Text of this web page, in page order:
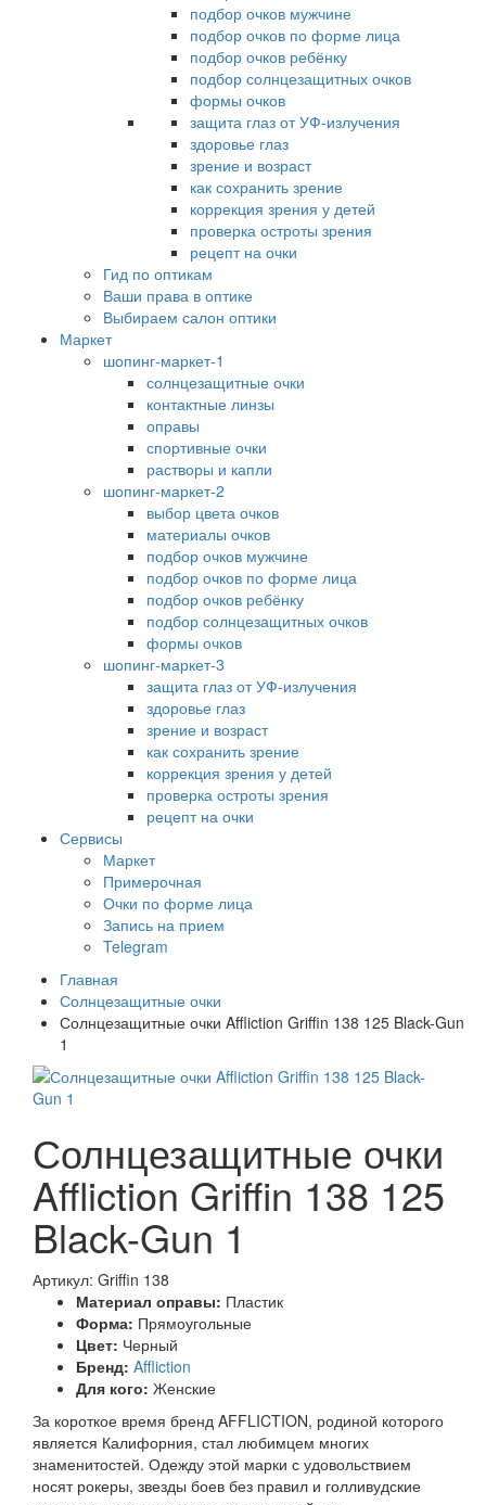
подбор очков мужчине
подбор очков по форме лица
подбор очков ребёнку
подбор солнцезащитных очков
формы очков
защита глаз от УФ-излучения
здоровье глаз
зрение и возраст
как сохранить зрение
коррекция зрения у детей
проверка остроты зрения
рецепт на очки
Гид по оптикам
Ваши права в оптике
Выбираем салон оптики
Маркет
шопинг-маркет-1
солнцезащитные очки
контактные линзы
оправы
спортивные очки
растворы и капли
шопинг-маркет-2
выбор цвета очков
материалы очков
подбор очков мужчине
подбор очков по форме лица
подбор очков ребёнку
подбор солнцезащитных очков
формы очков
шопинг-маркет-3
защита глаз от УФ-излучения
здоровье глаз
зрение и возраст
как сохранить зрение
коррекция зрения у детей
проверка остроты зрения
рецепт на очки
Сервисы
Маркет
Примерочная
Очки по форме лица
Запись на прием
Telegram
Главная
Солнцезащитные очки
Солнцезащитные очки Affliction Griffin 138 125 Black-Gun
1
Солнцезащитные очки
Affliction Griffin 138 125
Black-Gun 1
Артикул: Griffin 138
Материал оправы: Пластик
Форма: Прямоугольные
Цвет: Черный
Бренд: Affliction
Для кого: Женские
За короткое время бренд AFFLICTION, родиной которого
является Калифорния, стал любимцем многих
знаменитостей. Одежду этой марки с удовольствием
носят рокеры, звезды боев без правил и голливудские